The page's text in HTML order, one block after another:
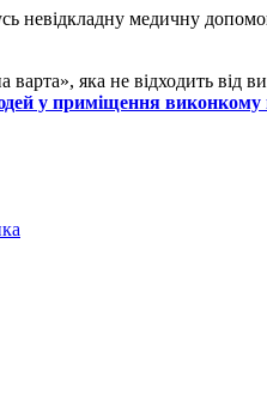
невідкладну медичну
яка не відходить
у приміщення виконкому